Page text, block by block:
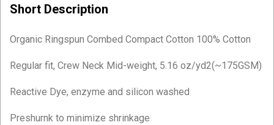
Short Description
Organic Ringspun Combed Compact Cotton 100% Cotton
Regular fit, Crew Neck Mid-weight, 5.16 oz/yd2(~175GSM)
Reactive Dye, enzyme and silicon washed
Preshurnk to minimize shrinkage